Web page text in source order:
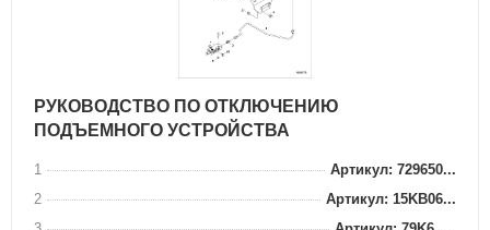
РУКОВОДСТВО ПО ОТКЛЮЧЕНИЮ
ПОДЪЕМНОГО УСТРОЙСТВА
1
Артикул: 729650...
2
Артикул: 15KB06...